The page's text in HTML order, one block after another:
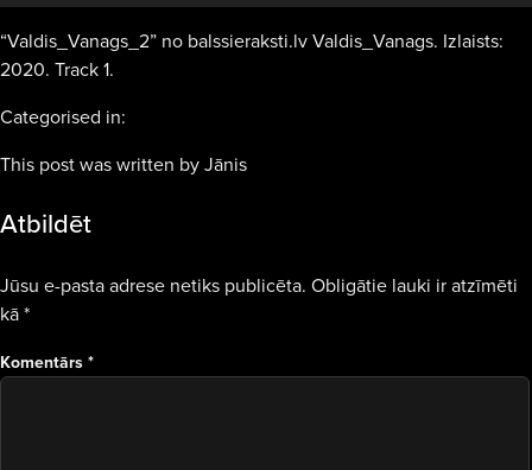
“Valdis_Vanags_2” no balssieraksti.lv Valdis_Vanags. Izlaists:
2020. Track 1.
Categorised in:
This post was written by Jānis
Atbildēt
Jūsu e-pasta adrese netiks publicēta. Obligātie lauki ir atzīmēti
kā*
Komentārs *